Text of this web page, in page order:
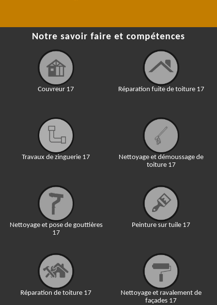
Notre savoir faire et compétences
Couvreur 17
Travaux de zinguerie 17
Nettoyage et pose de gouttières
17
Réparation de toiture 17
Réparation fuite de toiture 17
Nettoyage et démoussage de
toiture 17
Peinture sur tuile 17
Nettoyage et ravalement de
façades 17